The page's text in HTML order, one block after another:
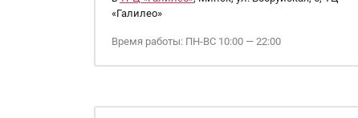
«Галилео»
Время работы: ПН-ВС 10:00 — 22:00